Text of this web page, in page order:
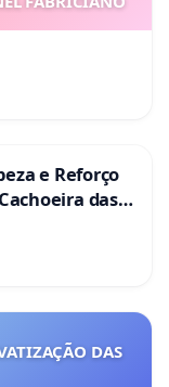
e Reforço
das
DAS